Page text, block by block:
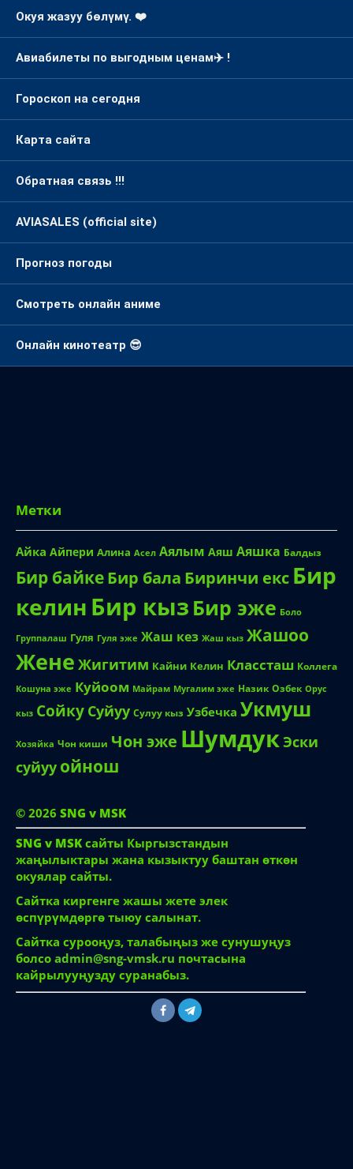
Окуя жазуу бөлүмү. ❤️
Авиабилеты по выгодным ценам✈️ !
Гороскоп на сегодня
Карта сайта
Обратная связь !!!
AVIASALES (official site)
Прогноз погоды
Смотреть онлайн аниме
Онлайн кинотеатр 😎
Метки
Айка Айпери Алина Асел Аялым Аяш Аяшка Балдыз
Бир байкеБир бала Биринчи екс Бир
келин Бир кыз Бир эже Боло
Группалаш Гуля Гуля эже Жаш кез Жаш кыз Жашоо
Жене Жигитим Кайни Келин Классташ Коллега
Кошуна эже Куйоом Майрам Мугалим эже Назик Озбек Орус
кыз Сойку Суйуу Сулуу кыз Узбечка Укмуш
Хозяйка Чон киши Чон эже Шумдук Эски
суйуу ойнош
© 2026 SNG v MSK
SNG v MSK сайты Кыргызстандын
жаңылыктары жана кызыктуу баштан өткөн
окуялар сайты.
Сайтка киргенге жашы жете элек
өспүрүмдөргө тыюу салынат.
Сайтка сурооңуз, талабыңыз же сунушуңуз
болсо admin@sng-vmsk.ru почтасына
кайрылууңузду суранабыз.